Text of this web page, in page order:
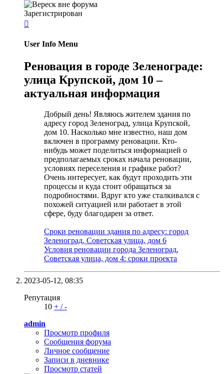
Зарегистрирован

User Info Menu
Реновация в городе Зеленограде:
улица Крупской, дом 10 –
актуальная информация
Добрый день! Являюсь жителем здания по
адресу город Зеленоград, улица Крупской,
дом 10. Насколько мне известно, наш дом
включен в программу реновации. Кто-
нибудь может поделиться информацией о
предполагаемых сроках начала реновации,
условиях переселения и графике работ?
Очень интересует, как будут проходить эти
процессы и куда стоит обращаться за
подробностями. Вдруг кто уже сталкивался с
похожей ситуацией или работает в этой
сфере, буду благодарен за ответ.
Сроки реновации здания по адресу: город
Зеленоград, Советская улица, дом 6
Условия реновации города Зеленоград,
Советская улица, дом 4: сроки проекта
2023-05-12, 08:35
Репутация
10 + /-
admin
Просмотр профиля
Сообщения форума
Личное сообщение
Записи в дневнике
Просмотр статей